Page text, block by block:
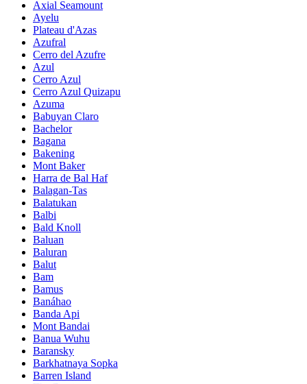
Axial Seamount
Ayelu
Plateau d'Azas
Azufral
Cerro del Azufre
Azul
Cerro Azul
Cerro Azul Quizapu
Azuma
Babuyan Claro
Bachelor
Bagana
Bakening
Mont Baker
Harra de Bal Haf
Balagan-Tas
Balatukan
Balbi
Bald Knoll
Baluan
Baluran
Balut
Bam
Bamus
Banáhao
Banda Api
Mont Bandai
Banua Wuhu
Baransky
Barkhatnaya Sopka
Barren Island